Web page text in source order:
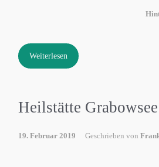
Weiterlesen
Heilstätte Grabowsee
19. Februar 2019 Geschrieben von